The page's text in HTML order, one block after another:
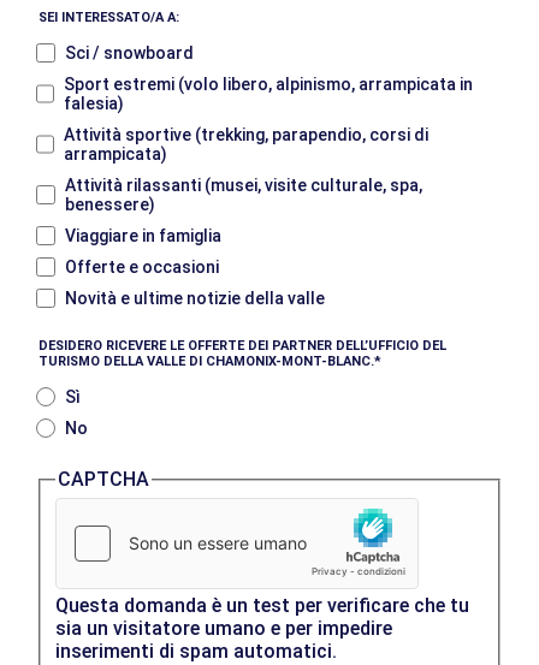
SEI INTERESSATO/A A:
Sci / snowboard
Sport estremi (volo libero, alpinismo, arrampicata in
falesia)
Attività sportive (trekking, parapendio, corsi di
arrampicata)
Attività rilassanti (musei, visite culturale, spa,
benessere)
Viaggiare in famiglia
Offerte e occasioni
Novità e ultime notizie della valle
DESIDERO RICEVERE LE OFFERTE DEI PARTNER DELL’UFFICIO DEL
TURISMO DELLA VALLE DI CHAMONIX-MONT-BLANC.
Sì
No
CAPTCHA
Questa domanda è un test per verificare che tu
sia un visitatore umano e per impedire
inserimenti di spam automatici.